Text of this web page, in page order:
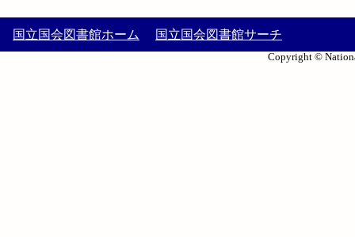
国立国会図書館ホーム 国立国会図書館サーチ
Copyright ©